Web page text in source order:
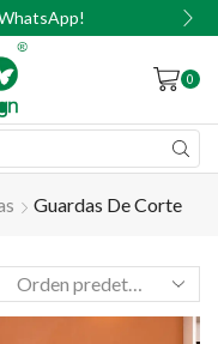
0
Guardas De Corte